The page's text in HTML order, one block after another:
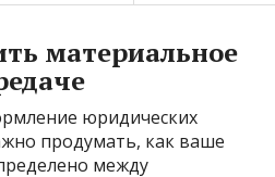
материальное
юридических
продумать, как ваше
между